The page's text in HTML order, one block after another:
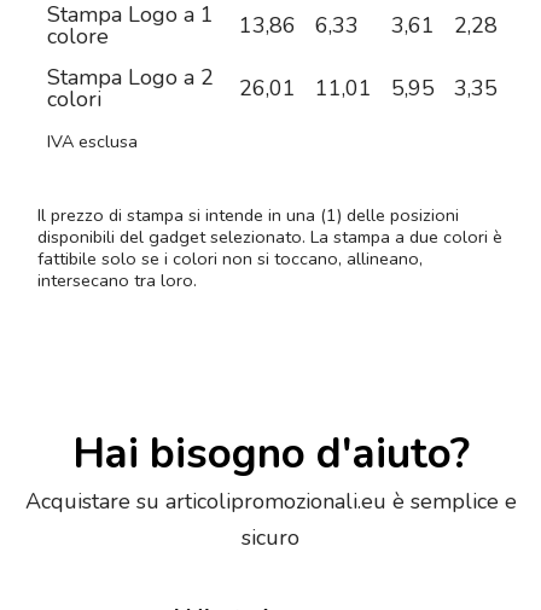
Stampa Logo a 1
colore 13,86 6,33 3,61 2,28
Stampa Logo a 2
colori 26,01 11,01 5,95 3,35
IVA esclusa
Il prezzo di stampa si intende in una (1) delle posizioni
disponibili del gadget selezionato. La stampa a due colori è
fattibile solo se i colori non si toccano, allineano,
intersecano tra loro.
Hai bisogno d'aiuto?
Acquistare su articolipromozionali.eu è semplice e
sicuro